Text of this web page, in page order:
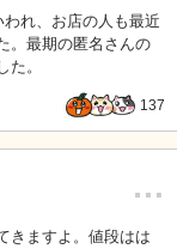
れ、お店の人も最近
。最期の匿名さんの
。
137
…
きますよ。値段はは